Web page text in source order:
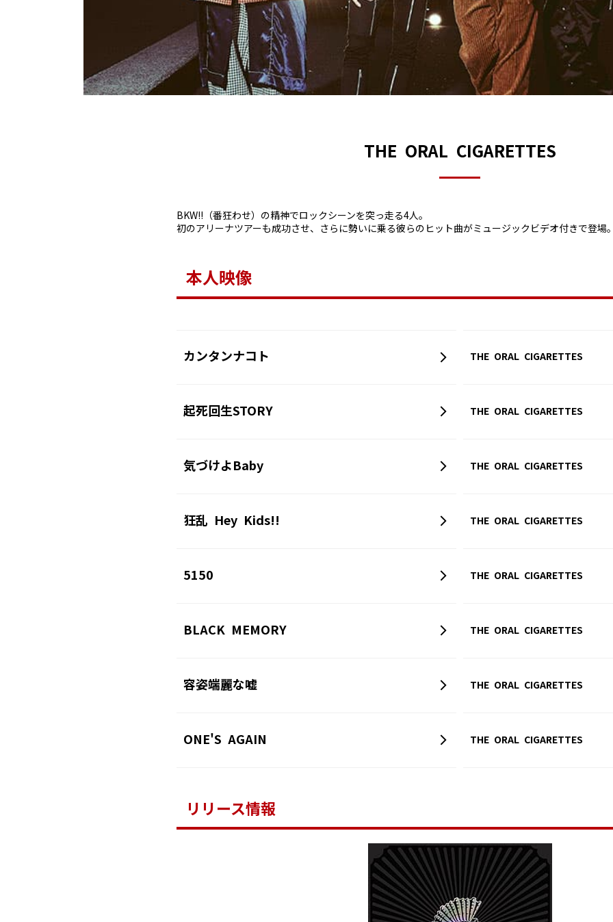
THE ORAL CIGARETTES
BKW!!（番狂わせ）の精神でロックシーンを突っ走る4人。
初のアリーナツアーも成功させ、さらに勢いに乗る彼らのヒット曲がミュージックビデオ付きで登場
本人映像
カンタンナコト THE ORAL CIGARETTES
起死回生STORY THE ORAL CIGARETTES
気づけよBaby THE ORAL CIGARETTES
狂乱 Hey Kids!! THE ORAL CIGARETTES
5150 THE ORAL CIGARETTES
BLACK MEMORY THE ORAL CIGARETTES
容姿端麗な嘘 THE ORAL CIGARETTES
ONE'S AGAIN THE ORAL CIGARETTES
リリース情報